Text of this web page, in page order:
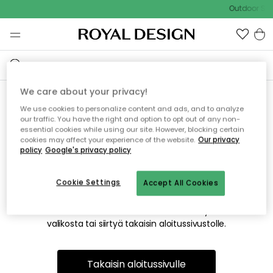
Outdoor
Emme valitettavasti löydä
etsimääsi sivua
Tämä voi johtua siitä, että sivua ei enää ole tai siitä, että se
on siirretty muualle. Pahoittelemme tästä mahdollisesti
valikosta tai siirtyä takaisin aloitussivustolle.
Takaisin aloitussivulle
We care about your privacy!
We use cookies to personalize content and ads, and to analyze
our traffic. You have the right and option to opt out of any non-
essential cookies while using our site. However, blocking certain
cookies may affect your experience of the website. Our privacy
policy Google's privacy policy
Accept All Cookies
Cookie Settings